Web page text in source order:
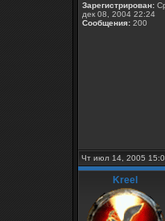
Зарегистрирован:
дек 08, 2004 22:24
Сообщения: 200
Чт июл 14, 2005
Kreel